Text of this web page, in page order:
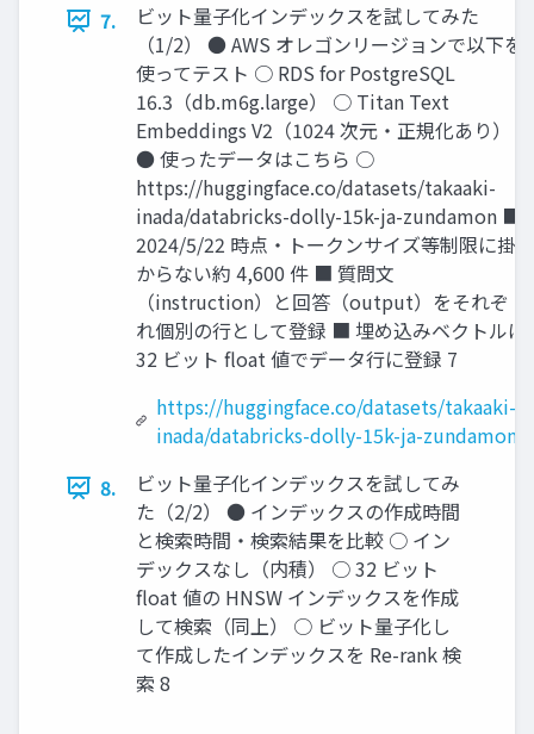
7.
ビット量子化インデックスを試してみた
（1/2） ● AWS オレゴンリージョンで以下を
使ってテスト ○ RDS for PostgreSQL
16.3（db.m6g.large） ○ Titan Text
Embeddings V2（1024 次元・正規化あり）
● 使ったデータはこちら ○
https://huggingface.co/datasets/takaaki-
inada/databricks-dolly-15k-ja-zundamon ■
2024/5/22 時点・トークンサイズ等制限に掛
からない約 4,600 件 ■ 質問文
（instruction）と回答（output）をそれぞ
れ個別の行として登録 ■ 埋め込みベクトルは
32 ビット ﬂoat 値でデータ行に登録 7
https://huggingface.co/datasets/takaaki-
inada/databricks-dolly-15k-ja-zundamon
8.
ビット量子化インデックスを試してみ
た（2/2） ● インデックスの作成時間
と検索時間・検索結果を比較 ○ イン
デックスなし（内積） ○ 32 ビット
ﬂoat 値の HNSW インデックスを作成
して検索（同上） ○ ビット量子化し
て作成したインデックスを Re-rank 検
索 8